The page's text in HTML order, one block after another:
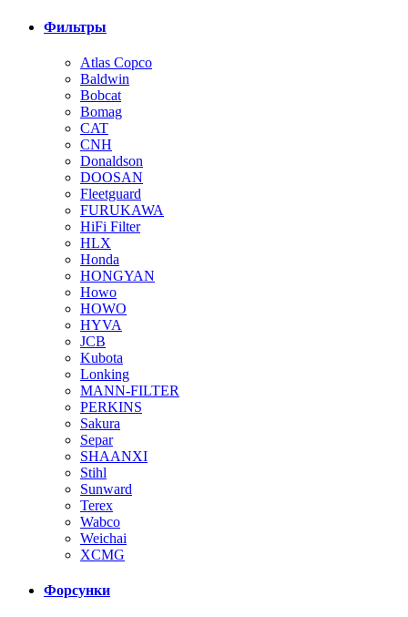
Фильтры
Atlas Copco
Baldwin
Bobcat
Bomag
CAT
CNH
Donaldson
DOOSAN
Fleetguard
FURUKAWA
HiFi Filter
HLX
Honda
HONGYAN
Howo
HOWO
HYVA
JCB
Kubota
Lonking
MANN-FILTER
PERKINS
Sakura
Separ
SHAANXI
Stihl
Sunward
Terex
Wabco
Weichai
XCMG
Форсунки